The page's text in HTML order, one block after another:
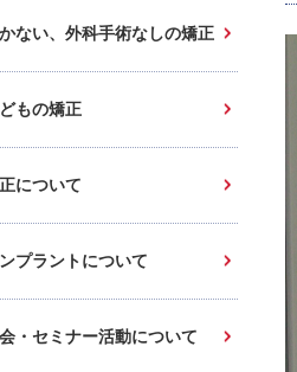
ない、外科手術なしの矯正
もの矯正
について
プラントについて
・セミナー活動について